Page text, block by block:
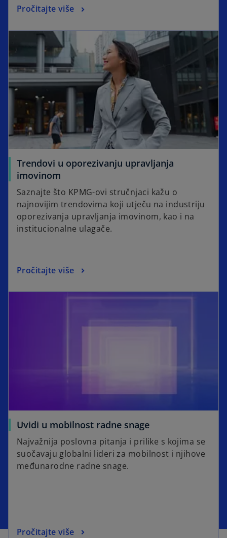
Pročitajte više
Trendovi u oporezivanju upravljanja
imovinom
Saznajte što KPMG-ovi stručnjaci kažu o
najnovijim trendovima koji utječu na industriju
oporezivanja upravljanja imovinom, kao i na
institucionalne ulagače.
Pročitajte više
Uvidi u mobilnost radne snage
Najvažnija poslovna pitanja i prilike s kojima se
suočavaju globalni lideri za mobilnost i njihove
međunarodne radne snage.
Pročitajte više